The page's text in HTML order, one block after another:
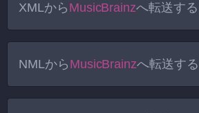
XMLから MusicBrainzへ転送する
NMLから MusicBrainzへ転送する